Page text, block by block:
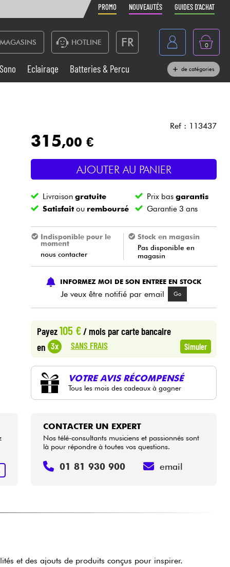
PROMO NOUVEAUTÉS GUIDES D'ACHAT
MAGASINS HOTLINE FR
Belgique
België
Nederland
0
Sono
Vents
Câbles & Access.
Sono Eclairage
Batteries & Percu
de catégories
Ref : 113437
315,00 €
AJOUTER AU PANIER
Livraisongratuite Prix bas garantis
Satisfaitou remboursé Garantie 3 ans
Indisponible pour le
moment
nous contacter
Stock en magasin
Pas disponible en
magasin
INFORMEZ MOI DE SON ENTREE EN STOCK
Je veux être notifié par email Go
Payez105 €/ mois par carte bancaire
en 3x SANS FRAIS Simuler
VOTRE AVIS RÉCOMPENSÉ
Tous les mois des cadeaux à gagner
CONTACTER UN EXPERT
Nos télé-consultants musiciens et passionnés sont
là pour répondre à toutes vos questions.
01 81 930 900 email
et des ajouts de produits conçus pour inspirer.